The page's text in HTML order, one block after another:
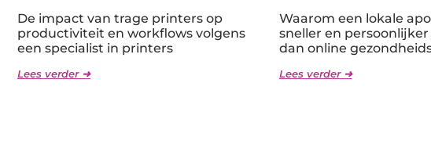
De impact van trage printers op
productiviteit en workflows volgens
een specialist in printers
Lees verder ➜
Waarom een lokale
sneller en
dan online
Lees verder ➜